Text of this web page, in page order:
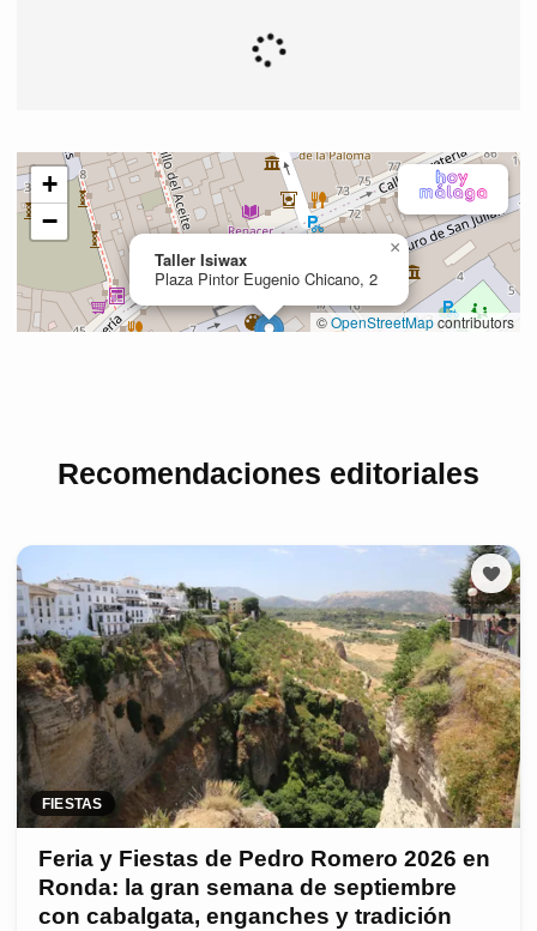
Recomendaciones editoriales
FIESTAS
Feria y Fiestas de Pedro Romero 2026 en
Ronda: la gran semana de septiembre
con cabalgata, enganches y tradición